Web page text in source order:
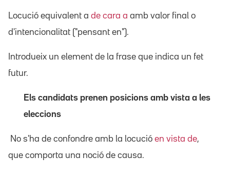
Locució equivalent a de cara a amb valor final o
d'intencionalitat ("pensant en").
Introdueix un element de la frase que indica un fet
futur.
Els candidats prenen posicions amb vista a les
eleccions
No s'ha de confondre amb la locució en vista de,
que comporta una noció de causa.